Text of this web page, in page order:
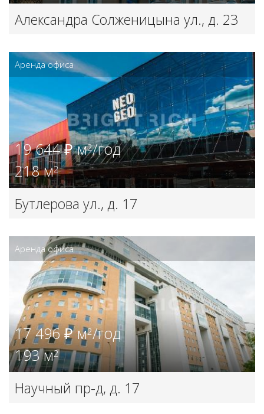
Александра Солженицына ул., д. 23
Аренда офиса
19 644 ₽ м2/год
218 м2
Бутлерова ул., д. 17
Аренда офиса
17 496 ₽ м2/год
193 м2
Научный пр-д, д. 17